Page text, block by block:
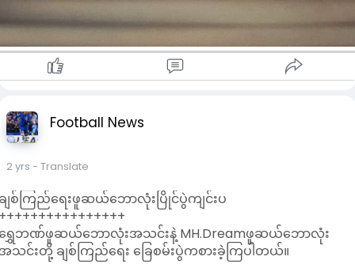
Football News
2 yrs - Translate
ျစ်ကြည်ရေးဖူဆယ်ဘောလုံးပြိုင်ပွဲကျင်းပ
ေဘဏ်ဖူဆယ်‌ဘောလုံးအသင်းနဲ့ MH.Dreamဖူဆယ်‌ဘောလုံး
သင်းတို့ ချစ်ကြည်ရေး‌ ခြေစမ်းပွဲကစားခဲ့ကြပါတယ်။